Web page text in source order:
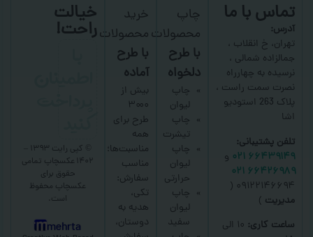
تماس با ما
آدرس:
تهران، خ انقلاب ،
جمالزاده شمالی ،
نرسیده به چهارراه
نصرت سمت راست ،
پلاک 263 استودیو
اشا
تلفن پشتیبانی:
۶۶۴۳۹۱۴۹ ۰۲۱
و
۶۶۴۲۶۹۸۹ ۰۲۱
۰۹۱۲۲۱۴۶۶۹۴ (
مدیریت )
ساعت کاری:
۱۰ الی
چاپ
محصولات
با طرح
دلخواه
چاپ
لیوان
چاپ
تیشرت
چاپ
لیوان
حرارتی
چاپ
لیوان
سفید
خرید
محصولات
با طرح
آماده
بیش از
۳۰۰۰
طرح برای
همه
مناسبت‌ها؛
مناسب
سفارش:
تکی،
هدیه به
دوستان،
خیالت
راحت!
۱۴۰۲ عکسچاپ
تمامی
حقوق برای
عکسچاپ محفوظ
است.
mehrta